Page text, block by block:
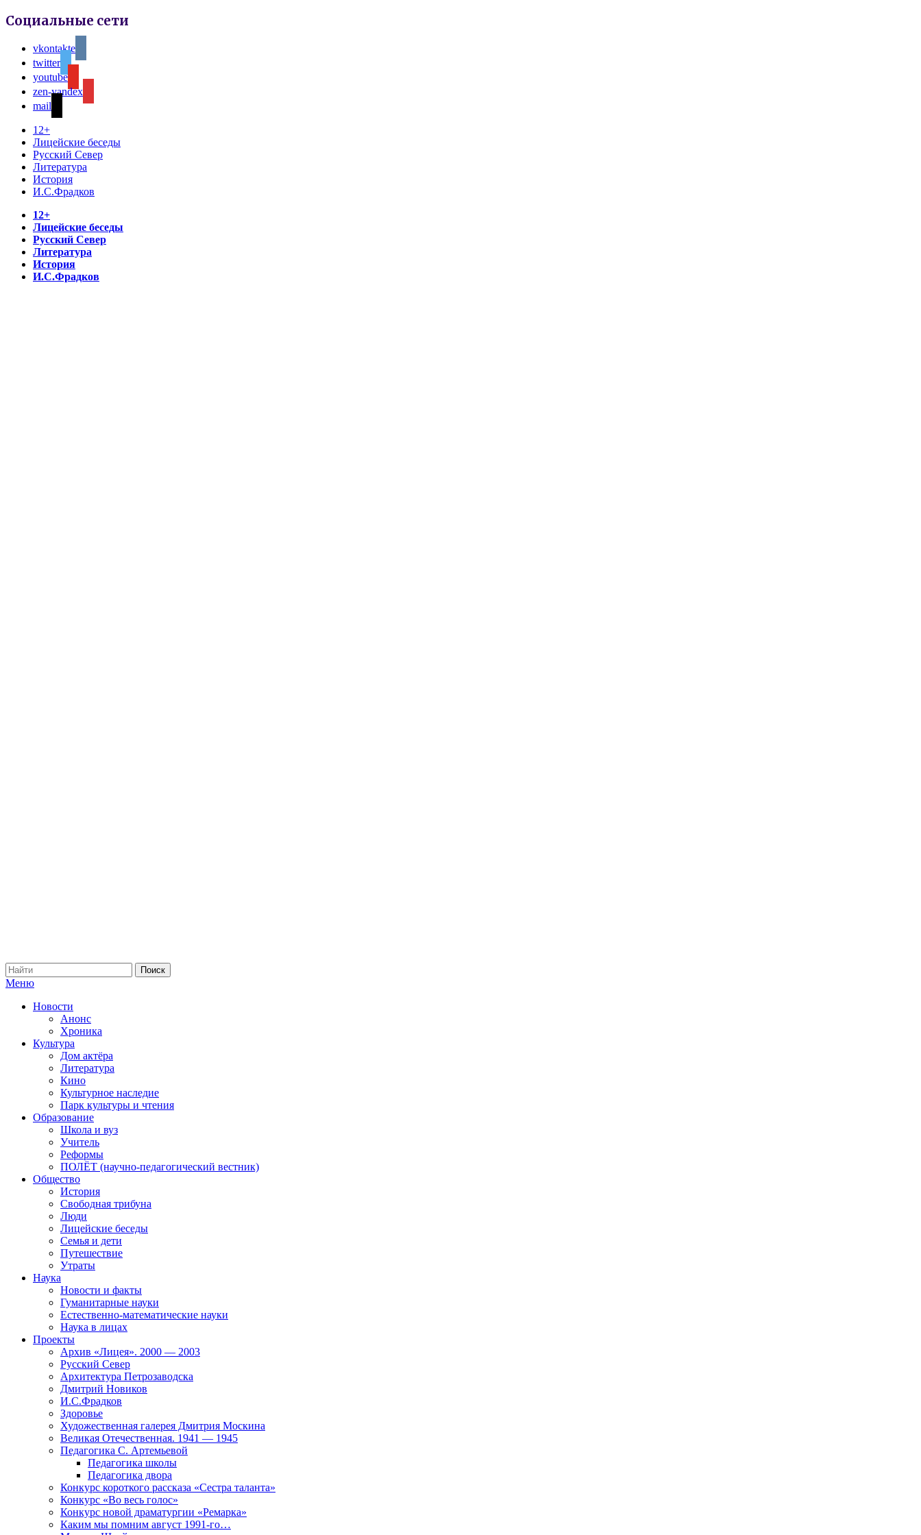
Социальные сети
vkontakte
twitter
youtube
zen-yandex
mail
12+
Лицейские беседы
Русский Север
Литература
История
И.С.Фрадков
12+
Лицейские беседы
Русский Север
Литература
История
И.С.Фрадков
Меню
Новости
Анонс
Хроника
Культура
Дом актёра
Литература
Кино
Культурное наследие
Парк культуры и чтения
Образование
Школа и вуз
Учитель
Реформы
ПОЛЁТ (научно-педагогический вестник)
Общество
История
Свободная трибуна
Люди
Лицейские беседы
Семья и дети
Путешествие
Утраты
Наука
Новости и факты
Гуманитарные науки
Естественно-математические науки
Наука в лицах
Проекты
Архив «Лицея». 2000 — 2003
Русский Север
Архитектура Петрозаводска
Дмитрий Новиков
И.С.Фрадков
Здоровье
Художественная галерея Дмитрия Москина
Великая Отечественная. 1941 — 1945
Педагогика С. Артемьевой
Педагогика школы
Педагогика двора
Конкурс короткого рассказа «Сестра таланта»
Конкурс «Во весь голос»
Конкурс новой драматургии «Ремарка»
Каким мы помним август 1991-го…